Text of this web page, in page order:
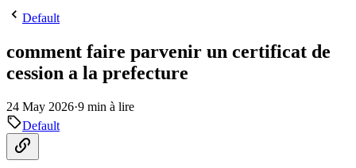
Default
comment faire parvenir un certificat de
cession a la prefecture
24 May 2026·9 min à lire
Default